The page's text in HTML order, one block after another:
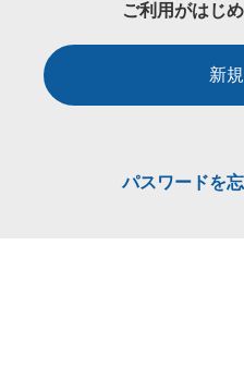
ご利用がはじ
新
パスワードを